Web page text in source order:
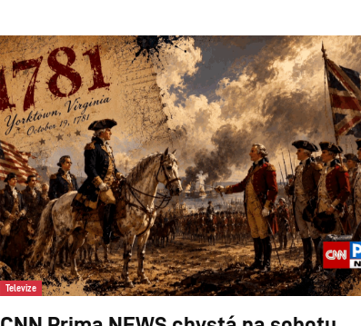
Televize